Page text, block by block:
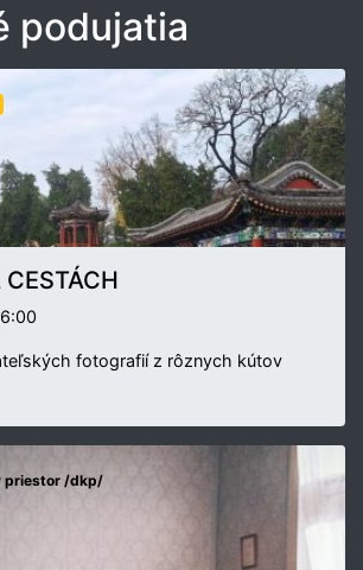
podujatia
CESTÁCH
fotografií z rôznych kútov
priestor /dkp/